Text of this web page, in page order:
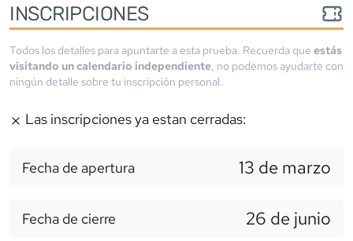
INSCRIPCIONES
Todos los detalles para apuntarte a esta prueba. Recuerda que estás
visitando un calendario independiente, no podemos ayudarte con
ningún detalle sobre tu inscripción personal.
Las inscripciones ya estan cerradas:
Fecha de apertura 13 de marzo
Fecha de cierre 26 de junio